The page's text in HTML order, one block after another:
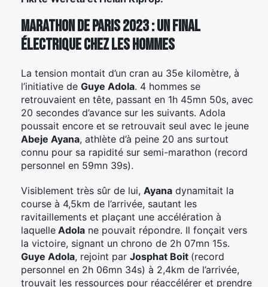
Marathon de Paris 2023 : un final
électrique chez les hommes
La tension montait d’un cran au 35e kilomètre, à
l’initiative de Guye Adola. 4 hommes se
retrouvaient en tête, passant en 1h 45mn 50s, avec
20 secondes d’avance sur les suivants. Adola
poussait encore et se retrouvait seul avec le jeune
Abeje Ayana, athlète d’à peine 20 ans surtout
connu pour sa rapidité sur semi-marathon (record
personnel en 59mn 39s).
Visiblement très sûr de lui, Ayana dynamitait la
course à 4,5km de l’arrivée, sautant les
ravitaillements et plaçant une accélération à
laquelle Adola ne pouvait répondre. Il fonçait vers
la victoire, signant un chrono de 2h 07mn 15s.
Guye Adola, rejoint par Josphat Boit (record
personnel en 2h 06mn 34s) à 2,4km de l’arrivée,
trouvait les ressources pour réaccélérer et prendre